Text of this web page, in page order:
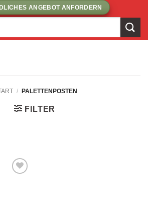
ANGEBOT ANFORDERN
/ PALETTENPOSTEN
FILTER